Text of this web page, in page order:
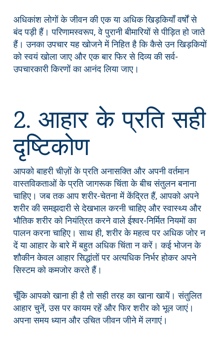
अधिकांश लोगों के जीवन की एक या अधिक खिड़कियाँ वर्षों से
बंद पड़ी हैं। परिणामस्वरूप, वे पुरानी बीमारियों से पीड़ित हो जाते
हैं। उनका उपचार यह खोजने में निहित है कि कैसे उन खिड़कियों
को स्वयं खोला जाए और एक बार फिर से दिव्य की सर्व-
उपचारकारी किरणों का आनंद लिया जाए।
2. आहार के प्रति सही
दृष्टिकोण
आपको बाहरी चीज़ों के प्रति अनासक्ति और अपनी वर्तमान
वास्तविकताओं के प्रति जागरूक चिंता के बीच संतुलन बनाना
चाहिए। जब तक आप शरीर-चेतना में केंद्रित हैं, आपको अपने
शरीर की समझदारी से देखभाल करनी चाहिए और स्वास्थ्य और
भौतिक शरीर को नियंत्रित करने वाले ईश्वर-निर्मित नियमों का
पालन करना चाहिए। साथ ही, शरीर के महत्व पर अधिक जोर न
दें या आहार के बारे में बहुत अधिक चिंता न करें। कई भोजन के
शौकीन केवल आहार सिद्धांतों पर अत्यधिक निर्भर होकर अपने
सिस्टम को कमजोर करते हैं।
चूँकि आपको खाना ही है तो सही तरह का खाना खायें। संतुलित
आहार चुनें, उस पर कायम रहें और फिर शरीर को भूल जाएं।
अपना समय ध्यान और उचित जीवन जीने में लगाएं।